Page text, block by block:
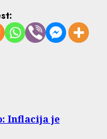
Inflacija je